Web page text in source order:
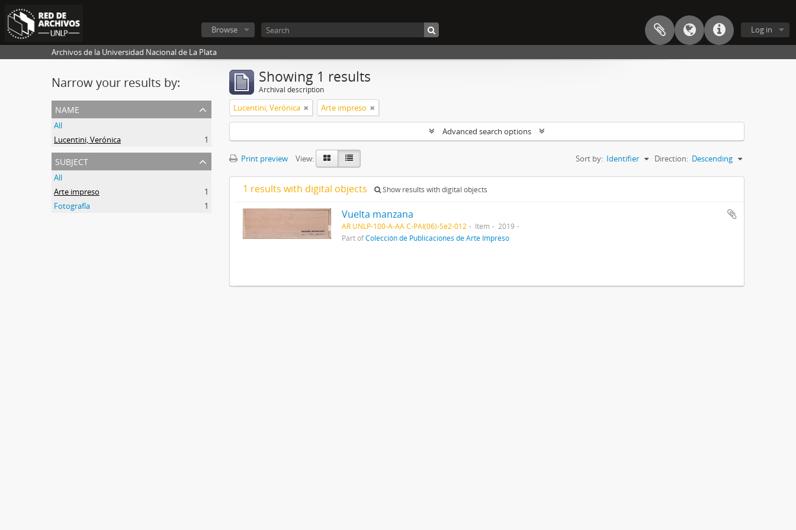
Log in
Browse
Archivos de la Universidad Nacional de La Plata
Narrow your results by:
name
All
Lucentini, Verónica
1
subject
All
Arte impreso
1
Fotografía
1
Showing 1 results
Archival description
Lucentini, Verónica Arte impreso
Advanced search options
Print preview View: Sort by: Identifier Direction: Descending
1 results with digital objects Show results with digital objects
Vuelta manzana
AR UNLP-100-A-AA C-PAI(06)-Se2-012 Item
2019
Part ofColección de Publicaciones de Arte Impreso